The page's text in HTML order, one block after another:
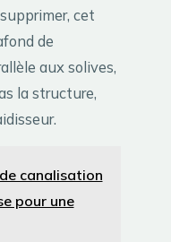
cet
de
aux solives,
la structure,
canalisation
pour une